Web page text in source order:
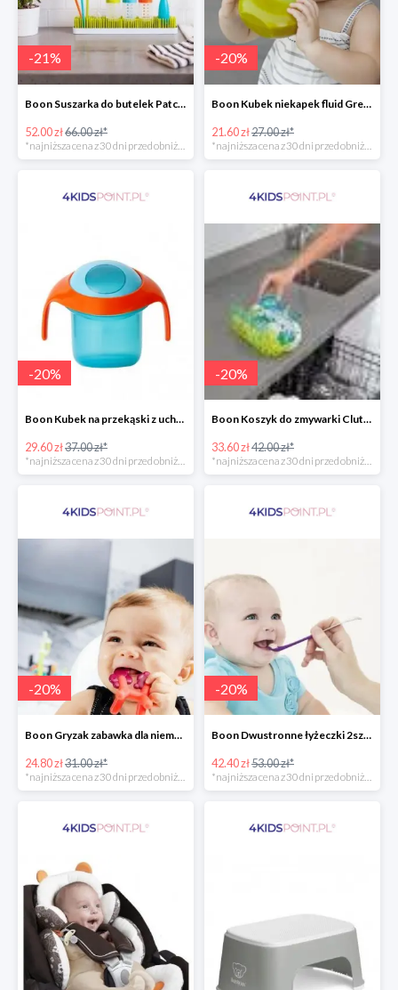
-21%
Boon Suszarka do butelek Patch -20%
52.00 zł66.00 zł*
*najniższa cena z 30 dni przed obniżką
-20%
Boon Kubek niekapek fluid Green/Blue -20%
21.60 zł27.00 zł*
*najniższa cena z 30 dni przed obniżką
-20%
Boon Kubek na przekąski z uchwytami -20%
29.60 zł37.00 zł*
*najniższa cena z 30 dni przed obniżką
-20%
Boon Koszyk do zmywarki Clutch -20%
33.60 zł42.00 zł*
*najniższa cena z 30 dni przed obniżką
-20%
Boon Gryzak zabawka dla niemowlaka jednorożec Prance -20%
24.80 zł31.00 zł*
-20%
Boon Dwustronne łyżeczki 2szt. Orange -20%
42.40 zł53.00 zł*